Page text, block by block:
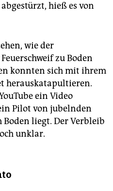
hieß es von
wie der
zu Boden
konnten sich mit ihrem
herauskatapultieren.
ein Video
Pilot von jubelnden
liegt. Der Verbleib
unklar.